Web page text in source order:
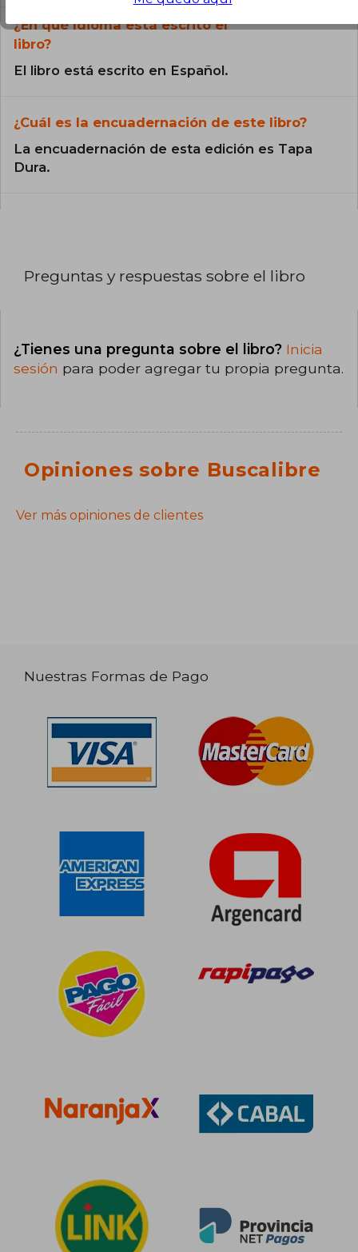
¿En qué Idioma está escrito el
libro?
El libro está escrito en Español.
¿Cuál es la encuadernación de este libro?
La encuadernación de esta edición es Tapa
Dura.
Preguntas y respuestas sobre el libro
¿Tienes una pregunta sobre el libro? Inicia
sesión para poder agregar tu propia pregunta.
Opiniones sobre Buscalibre
Ver más opiniones de clientes
Nuestras Formas de Pago